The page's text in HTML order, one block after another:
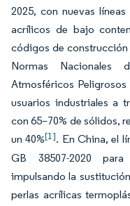
2025, con nuevas
acrílicos de bajo
códigos de construcción
Normas Nacionales
Atmosféricos Peligrosos
usuarios industriales a
con 65–70% de sólidos,
un 40%[1]. En China, el
GB 38507-2020
impulsando la
perlas acrílicas